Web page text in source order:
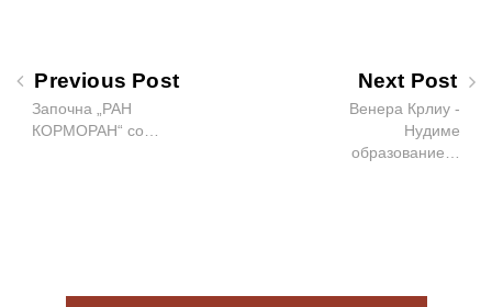
Previous Post
Започна „РАН
КОРМОРАН“ со…
Next Post
Венера Крлиу -
Нудиме
образование…